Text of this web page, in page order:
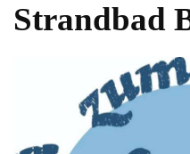
Strandbad